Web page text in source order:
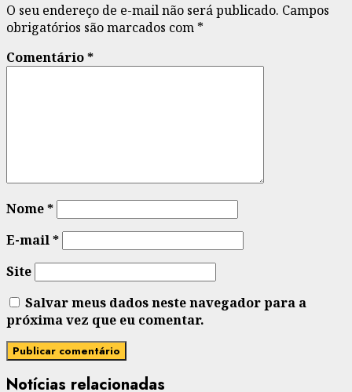
O seu endereço de e-mail não será publicado. Campos
obrigatórios são marcados com *
Comentário*
Nome*
E-mail*
Site
Salvar meus dados neste navegador para a
próxima vez que eu comentar.
Notícias relacionadas